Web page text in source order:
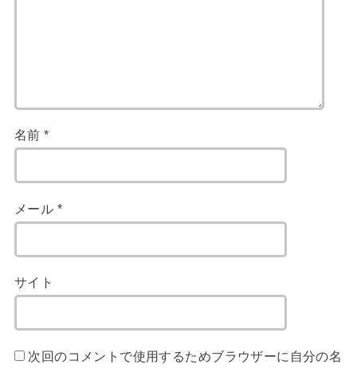
名前*
メール *
サイト
次回のコメントで使用するためブラウザーに自分の名